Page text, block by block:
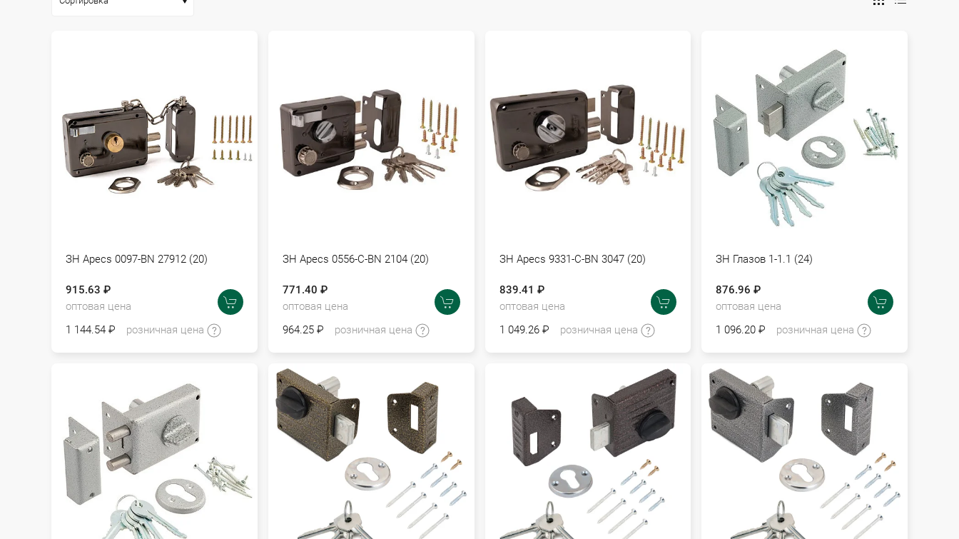
ЗН Apecs 0097-BN 27912 (20)
915.63 ₽
оптовая цена
1 144.54 ₽
розничная цена
ЗН Apecs 0556-C-BN 2104 (20)
771.40 ₽
оптовая цена
964.25 ₽
розничная цена
ЗН Apecs 9331-C-BN 3047 (20)
839.41 ₽
оптовая цена
1 049.26 ₽
розничная цена
ЗН Глазов 1-1.1 (24)
876.96 ₽
оптовая цена
1 096.20 ₽
розничная цена